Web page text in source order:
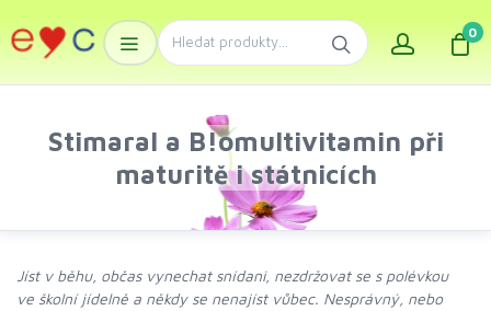
0
Stimaral a B!omultivitamin při
maturitě i státnicích
Jíst v běhu, občas vynechat snídani, nezdržovat se s polévkou
ve školní jídelně a někdy se nenajíst vůbec. Nesprávný, nebo